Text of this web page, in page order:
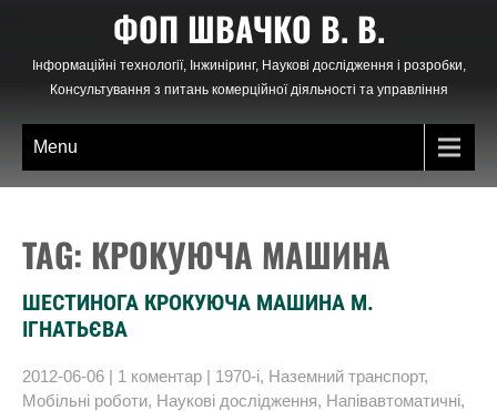
content
ФОП ШВАЧКО В. В.
Інформаційні технології, Інжиніринг, Наукові дослідження і розробки,
Консультування з питань комерційної діяльності та управління
Menu
TAG: КРОКУЮЧА МАШИНА
ШЕСТИНОГА КРОКУЮЧА МАШИНА М.
ІГНАТЬЄВА
2012-06-06 | 1 коментар | 1970-і, Наземний транспорт,
Мобільні роботи, Наукові дослідження, Напівавтоматичні,